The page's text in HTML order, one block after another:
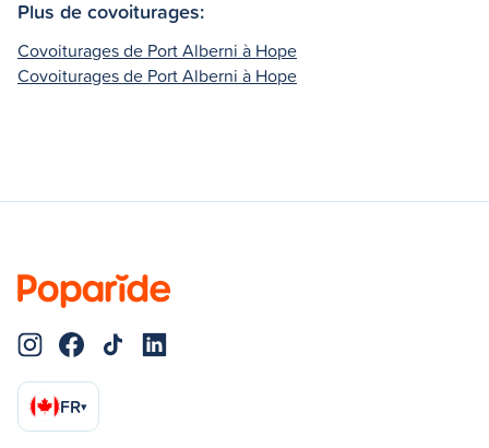
Plus de covoiturages:
Covoiturages de Port Alberni à Hope
Covoiturages de Port Alberni à Hope
FR▾